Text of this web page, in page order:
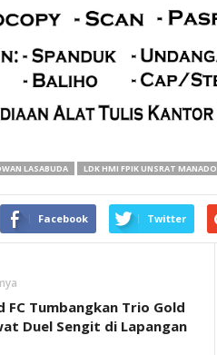
LASABUDA LDK HMI FPIK UNSRAT MANADO
Facebook Twitter
FC Tumbangkan Trio Gold
Duel Sengit di Lapangan